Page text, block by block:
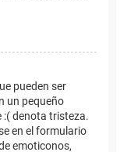
pueden ser
un pequeño
:( denota tristeza.
en el formulario
emoticonos,